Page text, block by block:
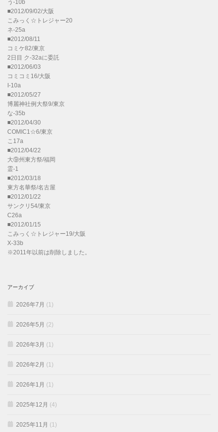
う-10b
■2012/09/02/大阪
こみっく☆トレジャー20
ネ-25a
■2012/08/11
コミケ82/東京
2日目 ク-32aに委託
■2012/06/03
コミコミ16/大阪
I-10a
■2012/05/27
博麗神社例大祭9/東京
な-35b
■2012/04/30
COMIC1☆6/東京
こ17a
■2012/04/22
大⑨州東方祭/福岡
霊-1
■2012/03/18
東方名華祭/名古屋
■2012/01/22
サンクリ54/東京
C26a
■2012/01/15
こみっく☆トレジャー19/大阪
X-33b
※2011年以前は削除しました。
アーカイブ
2026年7月 (1)
2026年5月 (2)
2026年3月 (1)
2026年2月 (1)
2026年1月 (1)
2025年12月 (4)
2025年11月 (1)